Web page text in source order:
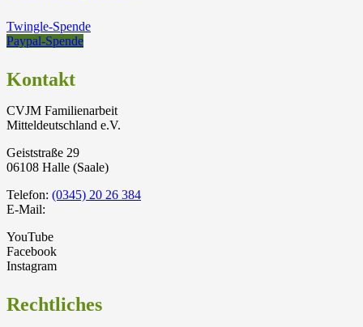
Twingle-Spende
Paypal-Spende
Kontakt
CVJM Familienarbeit
Mitteldeutschland e.V.
Geiststraße 29
06108 Halle (Saale)
Telefon: (0345) 20 26 384
E-Mail:
YouTube
Facebook
Instagram
Rechtliches